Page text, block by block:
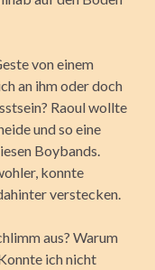
von einem
an ihm oder doch
Raoul wollte
und so eine
Boybands.
konnte
verstecken.
aus? Warum
ich nicht